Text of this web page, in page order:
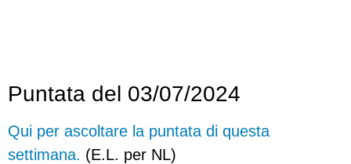
Puntata del 03/07/2024
Qui per ascoltare la puntata di questa
settimana. (E.L. per NL)